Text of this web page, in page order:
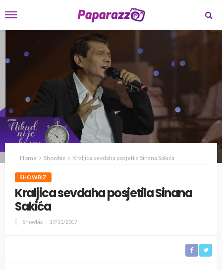
Home Showbiz Kraljica sevdaha posjetila Sinana Sakića
SHOWBIZ
Kraljica sevdaha posjetila Sinana
Sakića
Showbiz 17/11/2017